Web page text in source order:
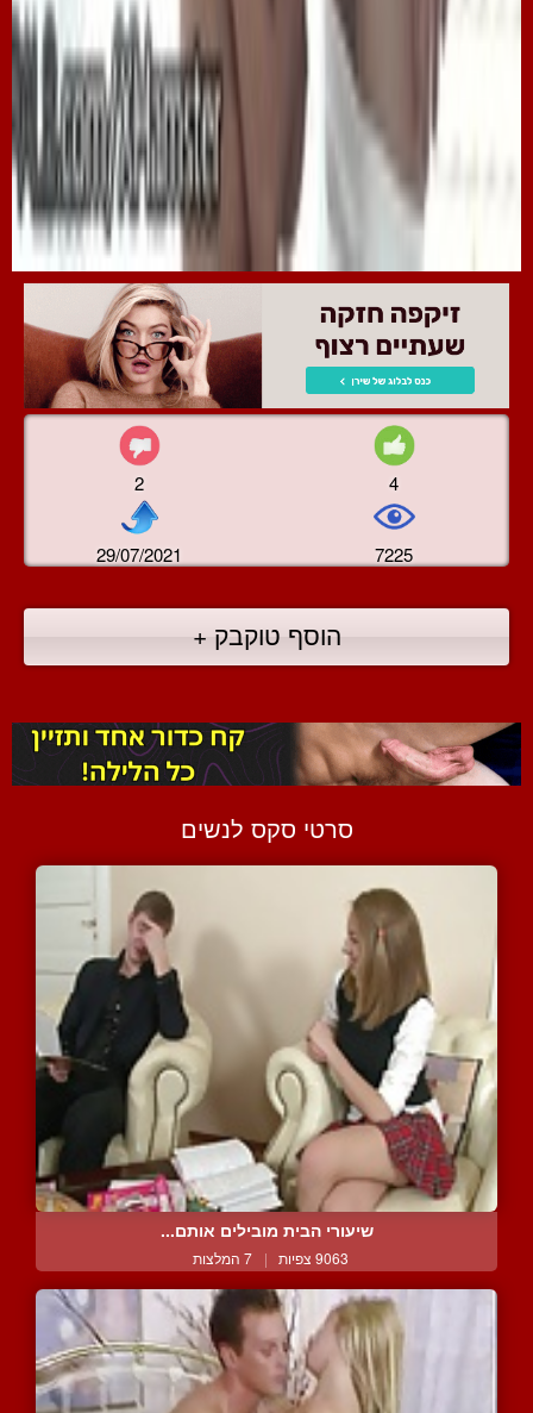
2 4
29/07/2021 7225
הוסף טוקבק +
סרטי סקס לנשים
שיעורי הבית מובילים אותם...
9063 צפיות | 7 המלצות